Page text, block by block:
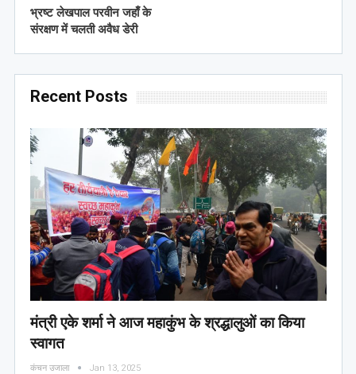
भ्रष्ट लेखपाल परवीन जहाँ के
संरक्षण में चलती अवैध डेरी
Recent Posts
मंत्री एके शर्मा ने आज महाकुंभ के श्रद्धालुओं का किया
स्वागत
कंचन उजाला Jan 13, 2025